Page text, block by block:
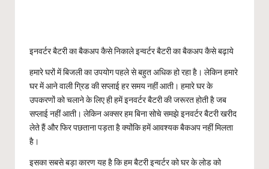
इनवर्टर बैटरी का बैकअप कैसे निकाले इन्वर्टर बैटरी का बैकअप कैसे बढ़ाये
हमारे घरों में बिजली का उपयोग पहले से बहुत अधिक हो रहा है। लेकिन हमारे
घर में आने वाली ग्रिड की सप्लाई हर समय नहीं आती। हमारे घर के
उपकरणों को चलाने के लिए ही हमें इनवर्टर बैटरी की जरूरत होती है जब
सप्लाई नहीं आती। लेकिन अक्सर हम बिना सोचे समझे इनवर्टर बैटरी खरीद
लेते हैं और फिर पछताना पड़ता है क्योंकि हमें आवश्यक बैकअप नहीं मिलता
है।
इसका सबसे बड़ा कारण यह है कि हम बैटरी इन्वर्टर को घर के लोड को